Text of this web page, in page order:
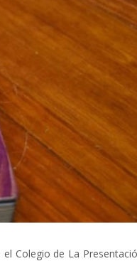
Colegio de La